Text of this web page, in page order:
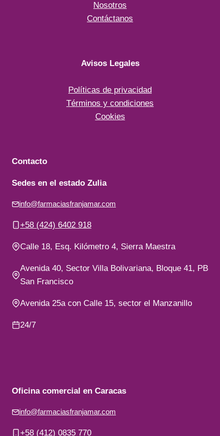
Nosotros
Contáctanos
Avisos Legales
Políticas de privacidad
Términos y condiciones
Cookies
Contacto
Sedes en el estado Zulia
info@farmaciasfranjamar.com
+58 (424) 6402 918
Calle 18, Esq. Kilómetro 4, Sierra Maestra
Avenida 40, Sector Villa Bolivariana, Bloque 41, PB
San Francisco
Avenida 25a con Calle 15, sector el Manzanillo
24/7
Oficina comercial en Caracas
info@farmaciasfranjamar.com
+58 (412) 0835 770